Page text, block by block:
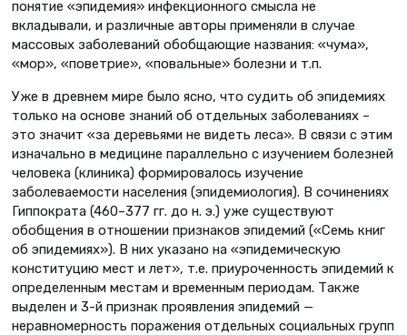
понятие «эпидемия» инфекционного смысла не
вкладывали, и различные авторы применяли в случае
массовых заболеваний обобщающие названия: «чума»,
«мор», «поветрие», «повальные» болезни и т.п.
Уже в древнем мире было ясно, что судить об эпидемиях
только на основе знаний об отдельных заболеваниях –
это значит «за деревьями не видеть леса». В связи с этим
изначально в медицине параллельно с изучением болезней
человека (клиника) формировалось изучение
заболеваемости населения (эпидемиология). В сочинениях
Гиппократа (460–377 гг. до н. э.) уже существуют
обобщения в отношении признаков эпидемий («Семь книг
об эпидемиях»). В них указано на «эпидемическую
конституцию мест и лет», т.е. приуроченность эпидемий к
определенным местам и временным периодам. Также
выделен и 3-й признак проявления эпидемий —
неравномерность поражения отдельных социальных групп